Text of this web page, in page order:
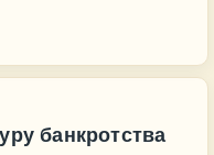
банкротства